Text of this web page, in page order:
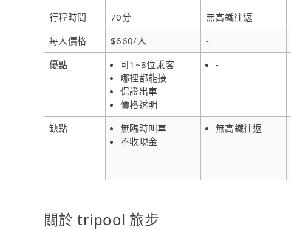
行程時間
70分 無高鐵往返
每人價格
$660/人 -
優點
可1~8位乘客
哪裡都能接
保證出車
價格透明
-
缺點
無臨時叫車
不收現金
無高鐵往返
關於 tripool 旅步